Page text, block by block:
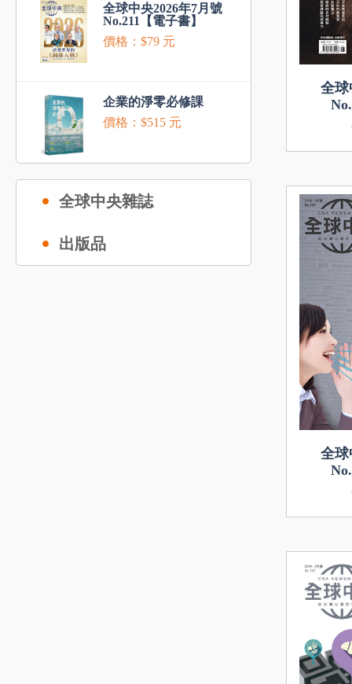
全球中央2026年7月號
No.211【電子書】
價格：$79 元
企業的淨零必修課
價格：$515 元
全球中央雜誌
出版品
全球
全球